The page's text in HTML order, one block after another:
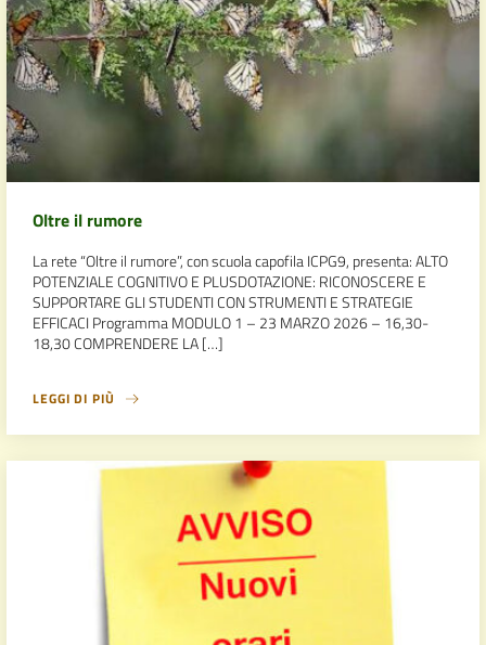
Oltre il rumore
La rete “Oltre il rumore”, con scuola capofila ICPG9, presenta: ALTO
POTENZIALE COGNITIVO E PLUSDOTAZIONE: RICONOSCERE E
SUPPORTARE GLI STUDENTI CON STRUMENTI E STRATEGIE
EFFICACI Programma MODULO 1 – 23 MARZO 2026 – 16,30-
18,30 COMPRENDERE LA […]
LEGGI DI PIÙ